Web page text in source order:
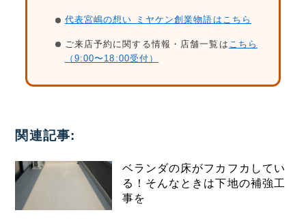
代表宮嶋の想い ミヤケン創業物語はこちら
ご来店予約に関する情報・店舗一覧は こちら
（9:00〜18:00受付）
関連記事:
ベランダの床がフカフカしてい
る！そんなときは下地の補強工
事を